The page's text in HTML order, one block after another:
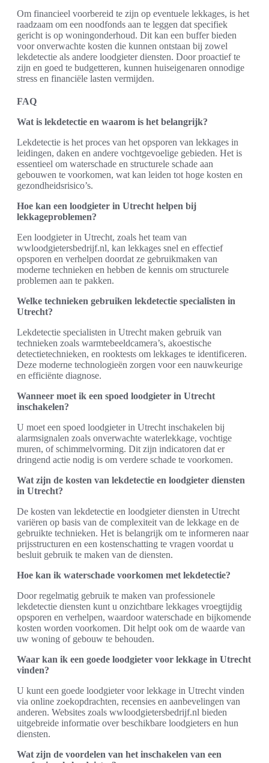
Om financieel voorbereid te zijn op eventuele lekkages, is het
raadzaam om een noodfonds aan te leggen dat specifiek
gericht is op woningonderhoud. Dit kan een buffer bieden
voor onverwachte kosten die kunnen ontstaan bij zowel
lekdetectie als andere loodgieter diensten. Door proactief te
zijn en goed te budgetteren, kunnen huiseigenaren onnodige
stress en financiële lasten vermijden.
FAQ
Wat is lekdetectie en waarom is het belangrijk?
Lekdetectie is het proces van het opsporen van lekkages in
leidingen, daken en andere vochtgevoelige gebieden. Het is
essentieel om waterschade en structurele schade aan
gebouwen te voorkomen, wat kan leiden tot hoge kosten en
gezondheidsrisico’s.
Hoe kan een loodgieter in Utrecht helpen bij
lekkageproblemen?
Een loodgieter in Utrecht, zoals het team van
wwloodgietersbedrijf.nl, kan lekkages snel en effectief
opsporen en verhelpen doordat ze gebruikmaken van
moderne technieken en hebben de kennis om structurele
problemen aan te pakken.
Welke technieken gebruiken lekdetectie specialisten in
Utrecht?
Lekdetectie specialisten in Utrecht maken gebruik van
technieken zoals warmtebeeldcamera’s, akoestische
detectietechnieken, en rooktests om lekkages te identificeren.
Deze moderne technologieën zorgen voor een nauwkeurige
en efficiënte diagnose.
Wanneer moet ik een spoed loodgieter in Utrecht
inschakelen?
U moet een spoed loodgieter in Utrecht inschakelen bij
alarmsignalen zoals onverwachte waterlekkage, vochtige
muren, of schimmelvorming. Dit zijn indicatoren dat er
dringend actie nodig is om verdere schade te voorkomen.
Wat zijn de kosten van lekdetectie en loodgieter diensten
in Utrecht?
De kosten van lekdetectie en loodgieter diensten in Utrecht
variëren op basis van de complexiteit van de lekkage en de
gebruikte technieken. Het is belangrijk om te informeren naar
prijsstructuren en een kostenschatting te vragen voordat u
besluit gebruik te maken van de diensten.
Hoe kan ik waterschade voorkomen met lekdetectie?
Door regelmatig gebruik te maken van professionele
lekdetectie diensten kunt u onzichtbare lekkages vroegtijdig
opsporen en verhelpen, waardoor waterschade en bijkomende
kosten worden voorkomen. Dit helpt ook om de waarde van
uw woning of gebouw te behouden.
Waar kan ik een goede loodgieter voor lekkage in Utrecht
vinden?
U kunt een goede loodgieter voor lekkage in Utrecht vinden
via online zoekopdrachten, recensies en aanbevelingen van
anderen. Websites zoals wwloodgietersbedrijf.nl bieden
uitgebreide informatie over beschikbare loodgieters en hun
diensten.
Wat zijn de voordelen van het inschakelen van een